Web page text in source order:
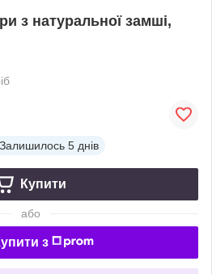
з натуральної замші,
Залишилось 5 днів
Купити
або
з